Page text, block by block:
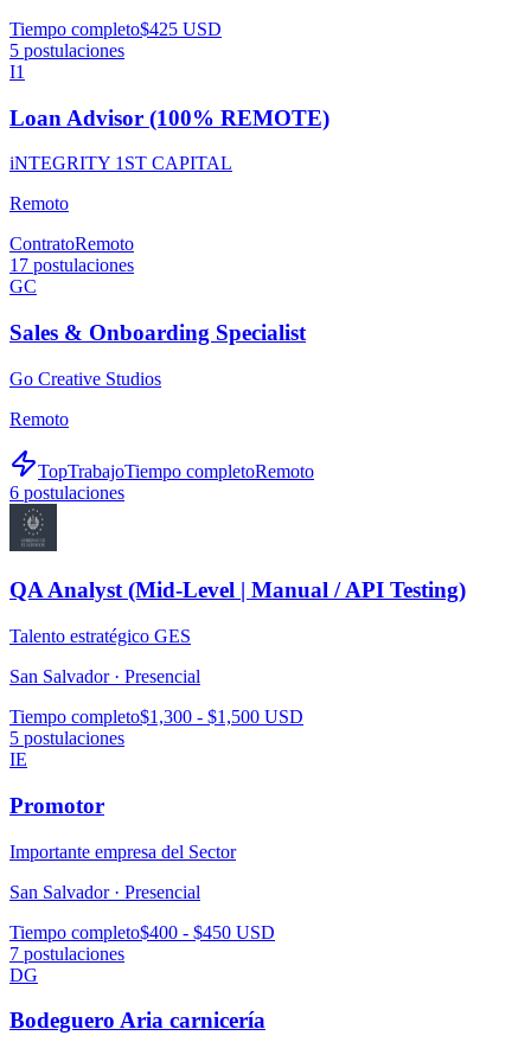
Tiempo completo$425 USD
5 postulaciones
I1
Loan Advisor (100% REMOTE)
iNTEGRITY 1ST CAPITAL
Remoto
ContratoRemoto
17 postulaciones
GC
Sales & Onboarding Specialist
Go Creative Studios
Remoto
TopTrabajoTiempo completoRemoto
6 postulaciones
QA Analyst (Mid-Level | Manual / API Testing)
Talento estratégico GES
San Salvador · Presencial
Tiempo completo$1,300 - $1,500 USD
5 postulaciones
IE
Promotor
Importante empresa del Sector
San Salvador · Presencial
Tiempo completo$400 - $450 USD
7 postulaciones
DG
Bodeguero Aria carnicería